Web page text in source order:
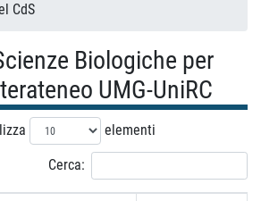
CdS
Biologiche per
UMG-UniRC
elementi
Cerca: